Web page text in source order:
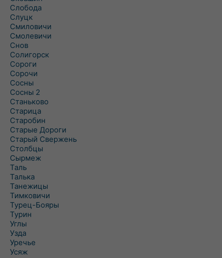
Слобода
Слуцк
Смиловичи
Смолевичи
Снов
Солигорск
Сороги
Сорочи
Сосны
Сосны 2
Станьково
Старица
Старобин
Старые Дороги
Старый Свержень
Столбцы
Сырмеж
Таль
Талька
Танежицы
Тимковичи
Турец-Бояры
Турин
Углы
Узда
Уречье
Усяж